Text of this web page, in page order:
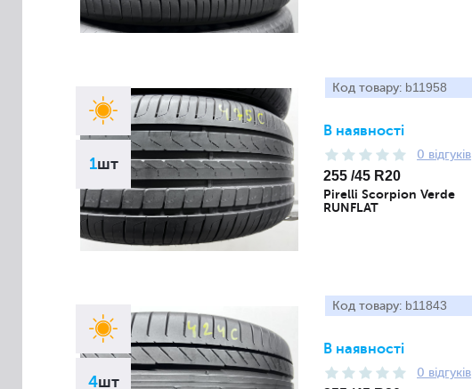
1шт
Код товару: b11958
В наявності
0 відгуків
255 /45 R20
Pirelli Scorpion Verde
RUNFLAT
4шт
Код товару: b11843
В наявності
0 відгуків